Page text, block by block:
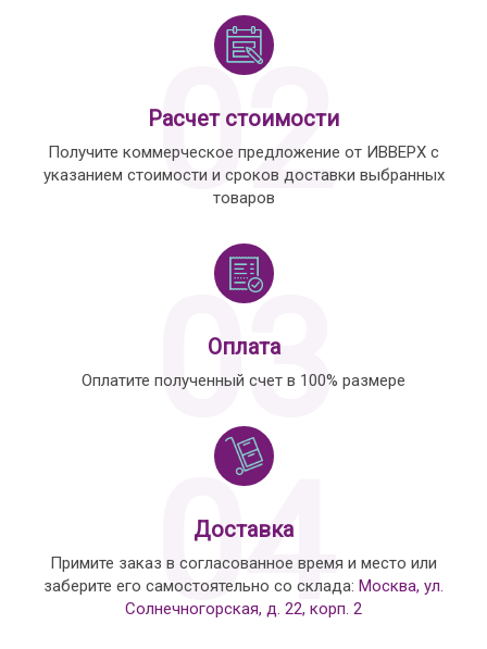
02
Расчет стоимости
Получите коммерческое предложение от ИВВЕРХ с
указанием стоимости и сроков доставки выбранных
товаров
03
Оплата
Оплатите полученный счет в 100% размере
04
Доставка
Примите заказ в согласованное время и место или
заберите его самостоятельно со склада: Москва, ул.
Солнечногорская, д. 22, корп. 2